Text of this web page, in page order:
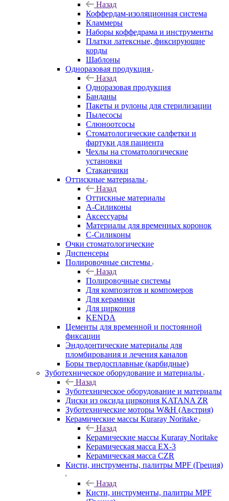
Назад
Коффердам-изоляционная система
Кламмеры
Наборы коффедрама и инструменты
Платки латексные, фиксирующие
корды
Шаблоны
Одноразовая продукция
Назад
Одноразовая продукция
Банданы
Пакеты и рулоны для стерилизации
Пылесосы
Слюноотсосы
Стоматологические салфетки и
фартуки для пациента
Чехлы на стоматологические
установки
Стаканчики
Оттискные материалы
Назад
Оттискные материалы
А-Силиконы
Аксессуары
Материалы для временных коронок
С-Силиконы
Очки стоматологические
Диспенсеры
Полировочные системы
Назад
Полировочные системы
Для композитов и компомеров
Для керамики
Для циркония
KENDA
Цементы для временной и постоянной
фиксации
Эндодонтические материалы для
пломбирования и лечения каналов
Боры твердосплавные (карбидные)
Зуботехническое оборудование и материалы
Назад
Зуботехническое оборудование и материалы
Диски из оксида циркония KATANA ZR
Зуботехнические моторы W&H (Австрия)
Керамические массы Kuraray Noritake
Назад
Керамические массы Kuraray Noritake
Керамическая масса EX-3
Керамическая масса CZR
Кисти, инструменты, палитры MPF (Греция)
Назад
Кисти, инструменты, палитры MPF